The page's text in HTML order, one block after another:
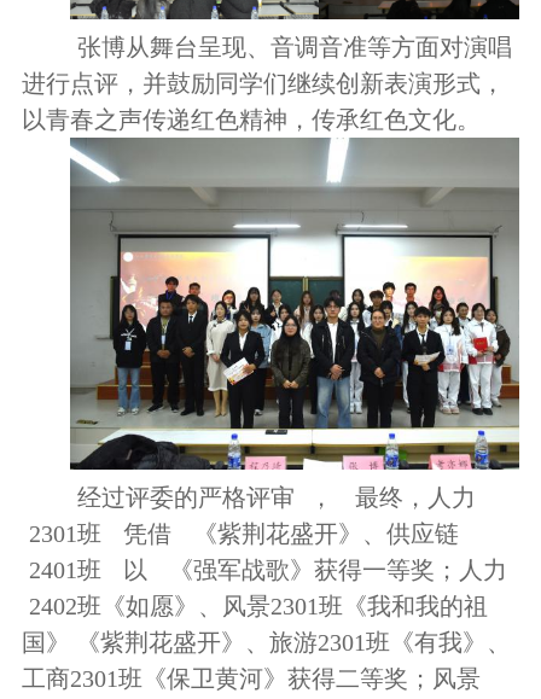
张博从舞台呈现、音调音准等方面对演唱
进行点评，并鼓励同学们继续创新表演形式，
以青春之声传递红色精神，传承红色文化。
经过评委的严格评审 ，
最终，人力
2301班
凭借
《紫荆花盛开》、供应链
2401班
以
《强军战歌》获得一等奖；人力
2402班《如愿》、风景2301班《我和我的祖
国》 《紫荆花盛开》、旅游2301班《有我》、
工商2301班《保卫黄河》获得二等奖；风景